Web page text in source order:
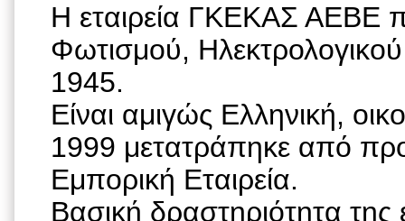
Η εταιρεία ΓΚΕΚΑΣ ΑΕΒΕ
Φωτισμού,
1945.
Είναι αμιγώς Ελληνική,
1999 μετατράπηκε από
Εμπορική Εταιρεία.
Βασική δραστηριότητα της